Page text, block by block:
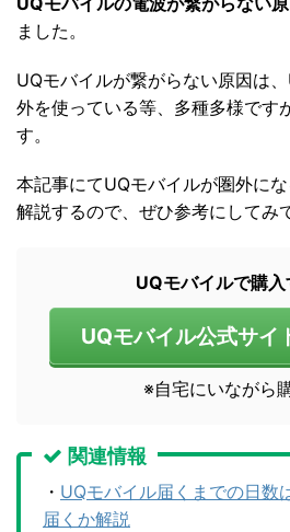
ました。
UQモバイルが繋がらない原因は
外を使っている等、多種多様です
す。
本記事にてUQモバイルが圏外に
解説するので、ぜひ参考にしてみ
UQモバイルで購
UQモバイル公式サイ
※自宅にいながら
関連情報
・ UQモバイル届くまでの日数
届くか解説